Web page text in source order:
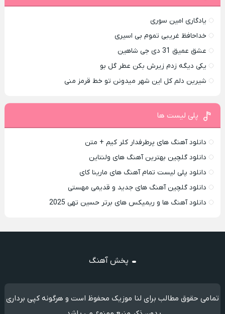
یادگاری امین سوری
خداحافظ غریبی تموم بی اسیری
عشق عمیق 31 دی جی شاهین
یکی دیگه زدم زیرش بکن عطر گل بو
شیرین دلم کل این شهر میدونن تو خط قرمز منی
پلی لیست ها
دانلود آهنگ های پرطرفدار کلر کیم + متن
دانلود گلچین بهترین آهنگ های ولنتاین
دانلود پلی لیست تمام آهنگ های مارینا کای
دانلود گلچین آهنگ های جدید و قدیمی مهستی
دانلود آهنگ ها و ریمیکس های برتر حسین تهی 2025
پخش آهنگ
تمامی حقوق مطالب برای لنا موزیک محفوظ است و هرگونه کپی برداری